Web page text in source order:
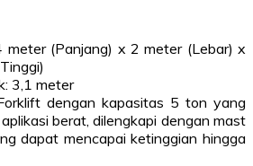
meter (Panjang) x 2 meter (Lebar) x
3,1 meter
dengan kapasitas 5 ton yang
berat, dilengkapi dengan mast
dapat mencapai ketinggian hingga